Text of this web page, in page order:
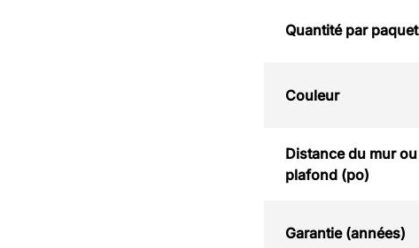
Quantité par paquet
Couleur
Distance du mur ou
plafond (po)
Garantie (années)